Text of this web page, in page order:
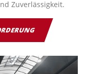
Zuverlässigkeit.